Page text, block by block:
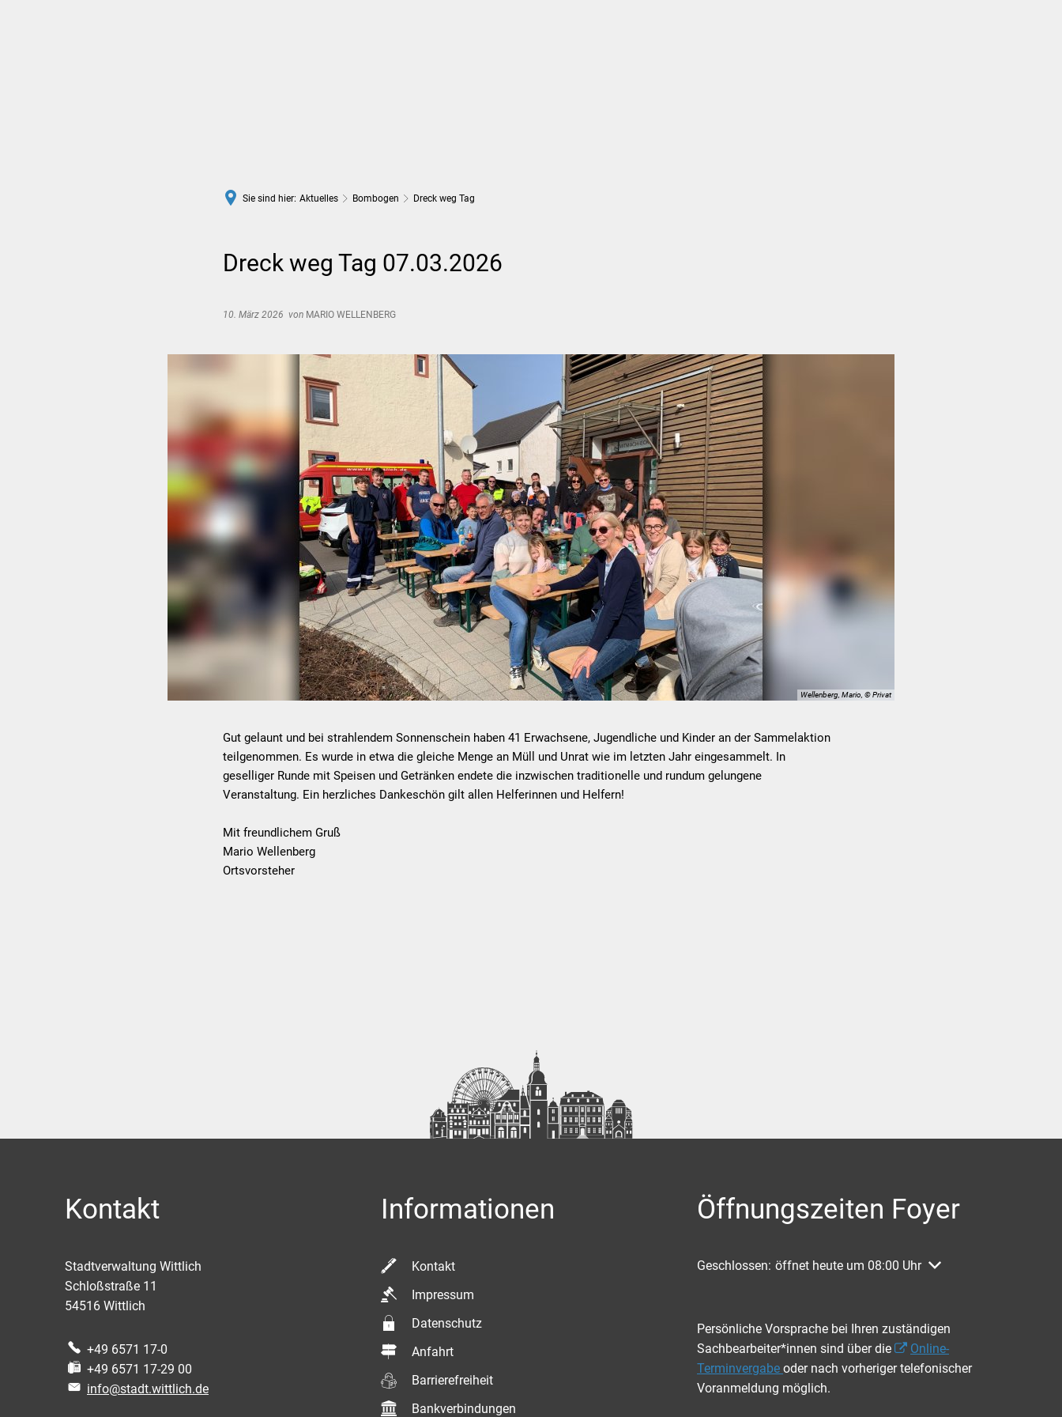
Sie sind hier: Aktuelles Bombogen Dreck weg Tag
Dreck weg Tag 07.03.2026
10. März 2026 von MARIO WELLENBERG
Wellenberg, Mario, © Privat
Gut gelaunt und bei strahlendem Sonnenschein haben 41 Erwachsene, Jugendliche und Kinder an der Sammelaktion
teilgenommen. Es wurde in etwa die gleiche Menge an Müll und Unrat wie im letzten Jahr eingesammelt. In
geselliger Runde mit Speisen und Getränken endete die inzwischen traditionelle und rundum gelungene
Veranstaltung. Ein herzliches Dankeschön gilt allen Helferinnen und Helfern!
Mit freundlichem Gruß
Mario Wellenberg
Ortsvorsteher
Kontakt
Stadtverwaltung Wittlich
Schloßstraße 11
54516 Wittlich
+49 6571 17-0
+49 6571 17-29 00
info@stadt.wittlich.de
Informationen
Kontakt
Impressum
Datenschutz
Anfahrt
Barrierefreiheit
Bankverbindungen
Öffnungszeiten Foyer
Klicken, um weitere Öffnungs- oder Schließzeiten auszublenden
Geschlossen: öffnet heute um 08:00 Uhr
Persönliche Vorsprache bei Ihren zuständigen
Sachbearbeiter*innen sind über die
Online-
Terminvergabe oder nach vorheriger telefonischer
Voranmeldung möglich.